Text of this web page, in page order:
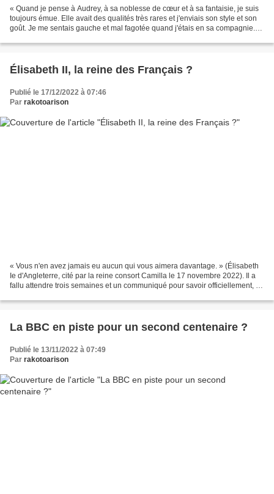
« Quand je pense à Audrey, à sa noblesse de cœur et à sa fantaisie, je suis
toujours émue. Elle avait des qualités très rares et j'enviais son style et son
goût. Je me sentais gauche et mal fagotée quand j'étais en sa compagnie.
Élisabeth II, la reine des Français ?
Publié le 17/12/2022 à 07:46
Par rakotoarison
« Vous n'en avez jamais eu aucun qui vous aimera davantage. » (Élisabeth
Ie d'Angleterre, cité par la reine consort Camilla le 17 novembre 2022). Il a
fallu attendre trois semaines et un communiqué pour savoir officiellement, le
La BBC en piste pour un second centenaire ?
Publié le 13/11/2022 à 07:49
Par rakotoarison